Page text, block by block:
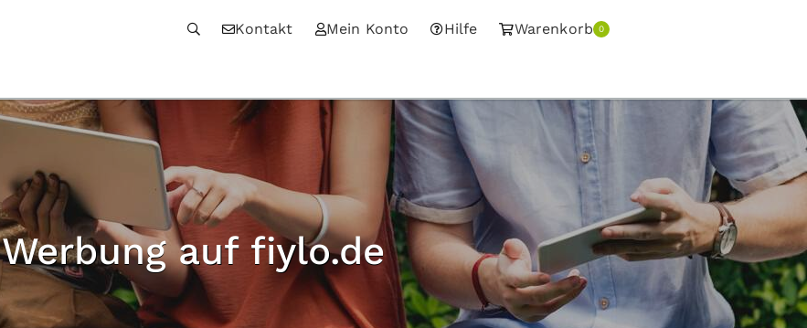
Kontakt Mein Konto Hilfe Warenkorb 0
Werbung auf fiylo.de